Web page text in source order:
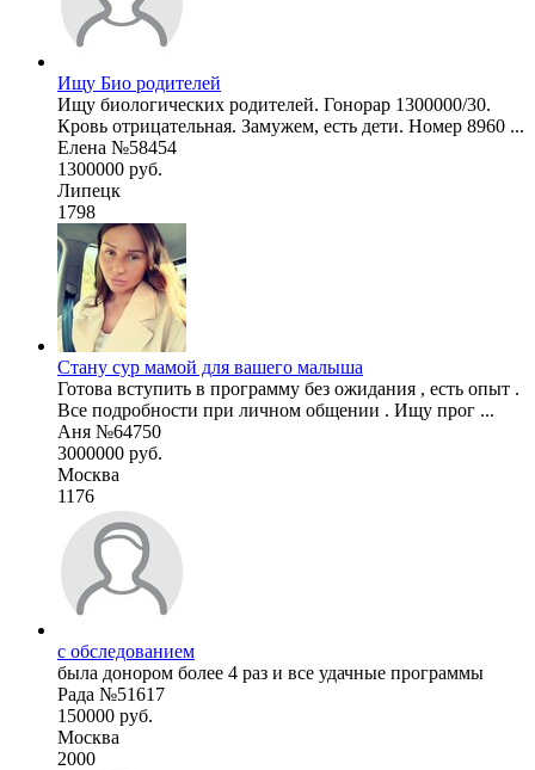
Ищу Био родителей
Ищу биологических родителей. Гонорар 1300000/30.
Кровь отрицательная. Замужем, есть дети. Номер 8960 ...
Елена №58454
1300000 руб.
Липецк
1798
Стану сур мамой для вашего малыша
Готова вступить в программу без ожидания , есть опыт .
Все подробности при личном общении . Ищу прог ...
Аня №64750
3000000 руб.
Москва
1176
с обследованием
была донором более 4 раз и все удачные программы
Рада №51617
150000 руб.
Москва
2000